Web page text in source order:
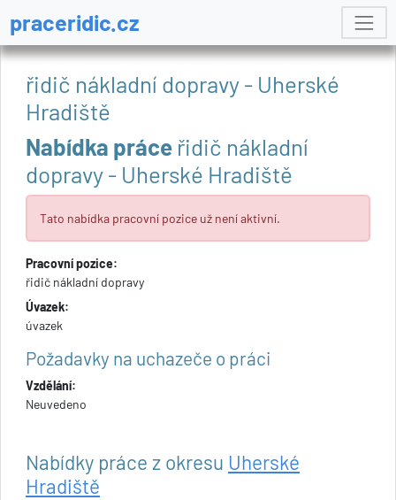
praceridic.cz
řidič nákladní dopravy - Uherské
Hradiště
Nabídka práce řidič nákladní
dopravy - Uherské Hradiště
Tato nabídka pracovní pozice už není aktivní.
Pracovní pozice:
řidič nákladní dopravy
Úvazek:
úvazek
Požadavky na uchazeče o práci
Vzdělání:
Neuvedeno
Nabídky práce z okresu Uherské
Hradiště